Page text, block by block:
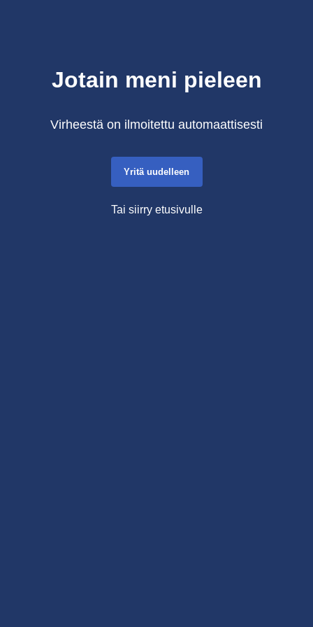
Jotain meni pieleen
Virheestä on ilmoitettu automaattisesti
Yritä uudelleen
Tai siirry etusivulle